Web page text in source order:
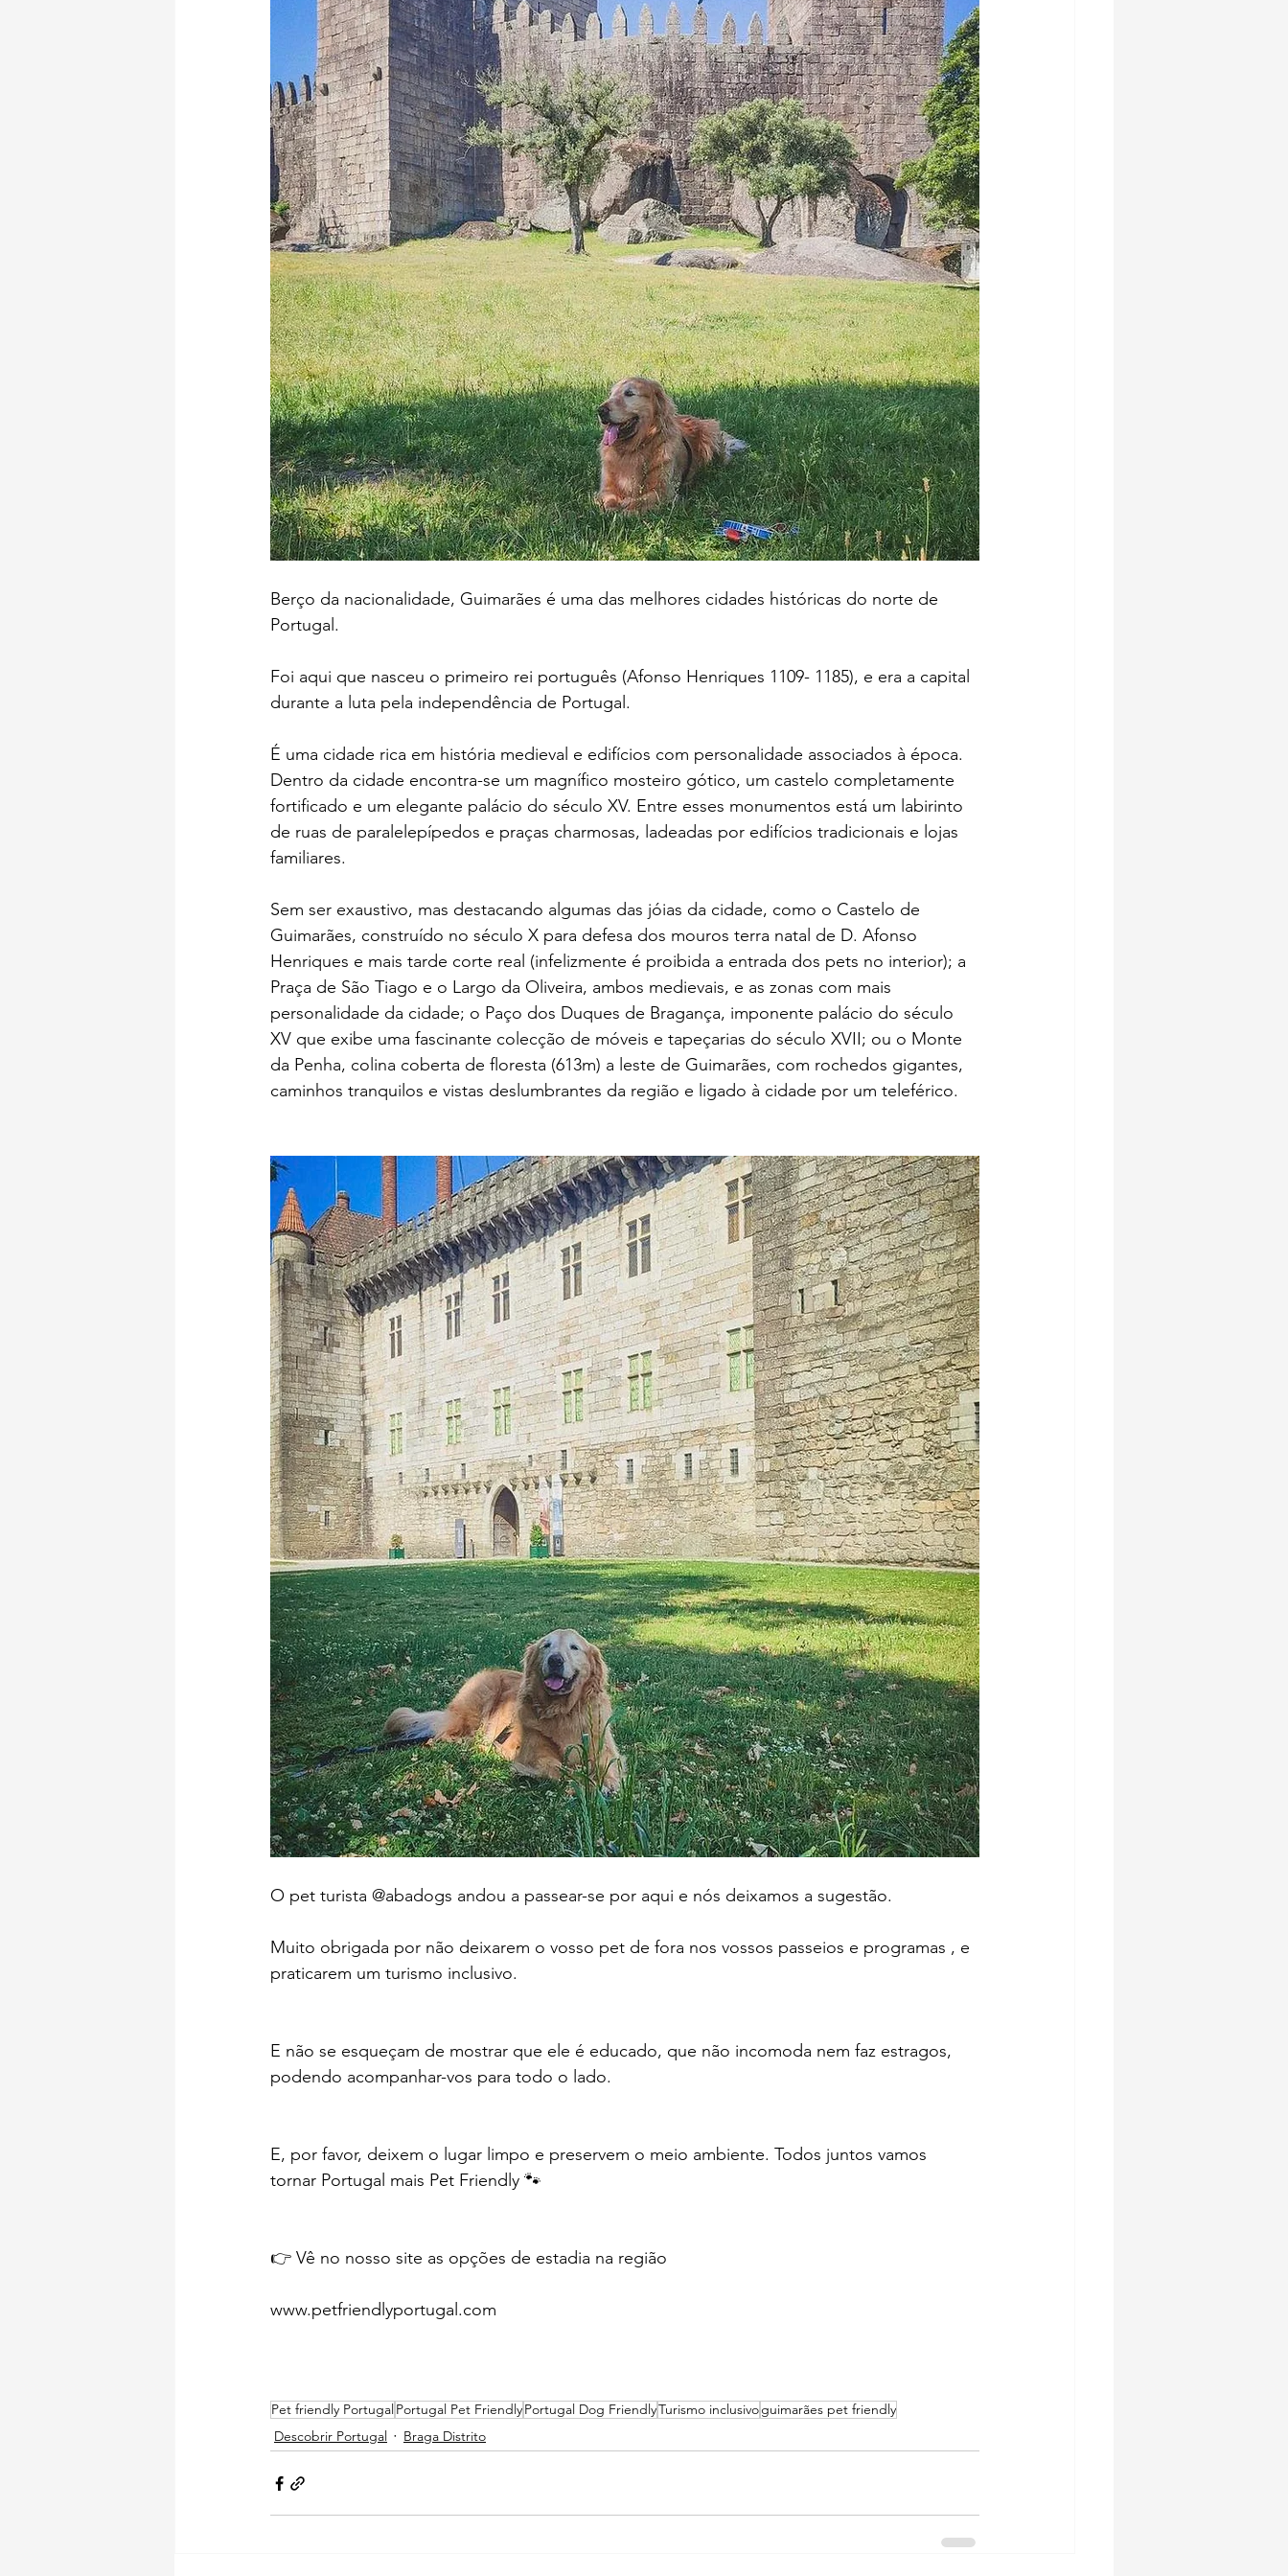
Símbolos de Portugal Miradouros de Portugal Amor Incondicional
Berço da nacionalidade, Guimarães é uma das melhores cidades históricas do norte de
Portugal.
Foi aqui que nasceu o primeiro rei português (Afonso Henriques 1109- 1185), e era a capital
durante a luta pela independência de Portugal.
É uma cidade rica em história medieval e edifícios com personalidade associados à época.
Dentro da cidade encontra-se um magnífico mosteiro gótico, um castelo completamente
fortificado e um elegante palácio do século XV. Entre esses monumentos está um labirinto
de ruas de paralelepípedos e praças charmosas, ladeadas por edifícios tradicionais e lojas
familiares.
Sem ser exaustivo, mas destacando algumas das jóias da cidade, como o Castelo de
Guimarães, construído no século X para defesa dos mouros terra natal de D. Afonso
Henriques e mais tarde corte real (infelizmente é proibida a entrada dos pets no interior); a
Praça de São Tiago e o Largo da Oliveira, ambos medievais, e as zonas com mais
personalidade da cidade; o Paço dos Duques de Bragança, imponente palácio do século
XV que exibe uma fascinante colecção de móveis e tapeçarias do século XVII; ou o Monte
da Penha, colina coberta de floresta (613m) a leste de Guimarães, com rochedos gigantes,
caminhos tranquilos e vistas deslumbrantes da região e ligado à cidade por um teleférico.
O pet turista @abadogs andou a passear-se por aqui e nós deixamos a sugestão.
Muito obrigada por não deixarem o vosso pet de fora nos vossos passeios e programas , e
praticarem um turismo inclusivo.
E não se esqueçam de mostrar que ele é educado, que não incomoda nem faz estragos,
podendo acompanhar-vos para todo o lado.
E, por favor, deixem o lugar limpo e preservem o meio ambiente. Todos juntos vamos
tornar Portugal mais Pet Friendly 🐾
👉 Vê no nosso site as opções de estadia na região
www.petfriendlyportugal.com
Pet friendly Portugal Portugal Pet FriendlyPortugal Dog FriendlyTurismo inclusivoguimarães pet friendly
Descobrir Portugal
Braga Distrito